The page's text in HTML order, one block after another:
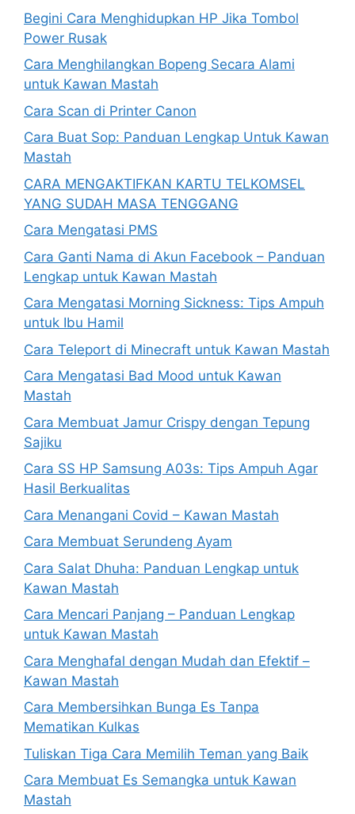
Begini Cara Menghidupkan HP Jika Tombol
Power Rusak
Cara Menghilangkan Bopeng Secara Alami
untuk Kawan Mastah
Cara Scan di Printer Canon
Cara Buat Sop: Panduan Lengkap Untuk Kawan
Mastah
CARA MENGAKTIFKAN KARTU TELKOMSEL
YANG SUDAH MASA TENGGANG
Cara Mengatasi PMS
Cara Ganti Nama di Akun Facebook – Panduan
Lengkap untuk Kawan Mastah
Cara Mengatasi Morning Sickness: Tips Ampuh
untuk Ibu Hamil
Cara Teleport di Minecraft untuk Kawan Mastah
Cara Mengatasi Bad Mood untuk Kawan
Mastah
Cara Membuat Jamur Crispy dengan Tepung
Sajiku
Cara SS HP Samsung A03s: Tips Ampuh Agar
Hasil Berkualitas
Cara Menangani Covid – Kawan Mastah
Cara Membuat Serundeng Ayam
Cara Salat Dhuha: Panduan Lengkap untuk
Kawan Mastah
Cara Mencari Panjang – Panduan Lengkap
untuk Kawan Mastah
Cara Menghafal dengan Mudah dan Efektif –
Kawan Mastah
Cara Membersihkan Bunga Es Tanpa
Mematikan Kulkas
Tuliskan Tiga Cara Memilih Teman yang Baik
Cara Membuat Es Semangka untuk Kawan
Mastah